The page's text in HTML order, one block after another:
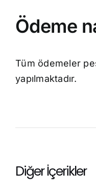
Ödeme
Tüm ödemeler
yapılmaktadır.
Diğer İçerikler